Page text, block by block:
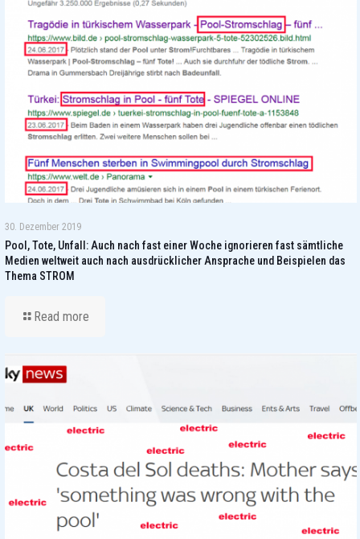
30. Dezember 2019
Pool, Tote, Unfall: Auch nach fast einer Woche ignorieren fast sämtliche
Medien weltweit auch nach ausdrücklicher Ansprache und Beispielen das
Thema STROM
Read more